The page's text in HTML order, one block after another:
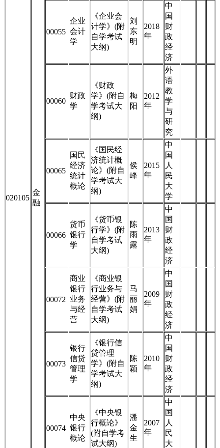
020105
金
融
00055
企业
会计
学
《企业会
计学》(附
自学考试
大纲)
刘
东
明
2018
年
中
国
财
政
经
济
00060
财政
学
《财政
学》(附自
学考试大
纲)
梅
阳
2012
年
外
语
教
学
与
研
究
00065
国民
经济
统计
概论
《国民经
济统计概
论》(附自
学考试大
纲)
侯
峰
2015
年
中
国
人
民
大
学
00066
货币
银行
学
《货币银
行学》(附
自学考试
大纲)
陈
雨
露
2013
年
中
国
财
政
经
济
00072
商业
银行
业务
与经
营
《商业银
行业务与
经营》(附
自学考试
大纲)
马
丽
娟
2009
年
中
国
财
政
经
济
00073
银行
信贷
管理
学
《银行信
贷管理
学》(附自
学考试大
纲)
陈
颖
2010
年
中
国
财
政
经
济
00074
中央
银行
概论
《中央银
行概论》
(附自学考
试大纲)
潘
金
生
2007
年
中
国
人
民
大